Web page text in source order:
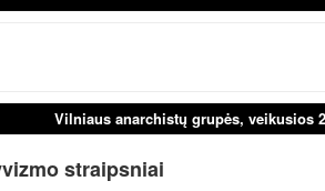
aktualijos
laisvoji
Vilniaus anarchistų grupės, veikusios
straipsniai